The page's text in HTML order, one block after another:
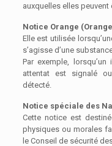
auxquelles elles peuvent
Notice Orange
Elle est utilisée
s’agisse d’une
Par exemple,
attentat est signalé
détecté.
Notice spéciale des
Cette notice est
physiques ou morales
le Conseil de sécurité